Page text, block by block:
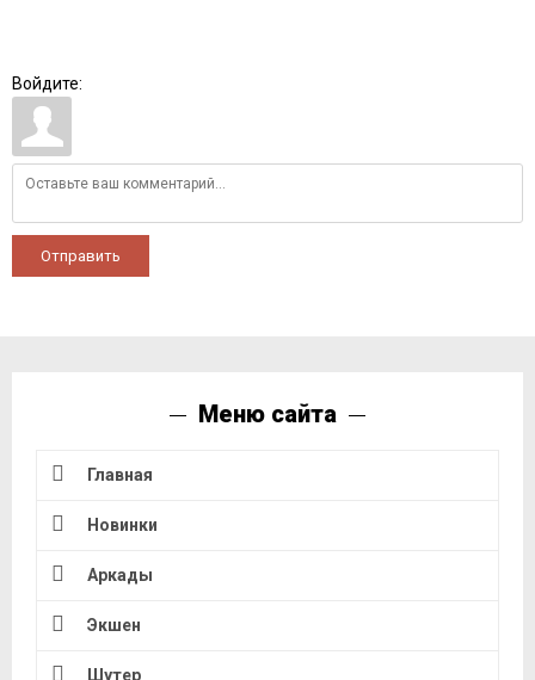
Войдите:
Отправить
Меню сайта
Главная
Новинки
Аркады
Экшен
Шутер